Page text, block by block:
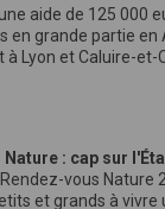
aide de 125 000
en grande partie en
Lyon et Caluire-et-
: cap sur
vous Nature
et grands à